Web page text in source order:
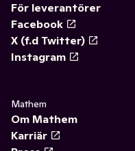
För leverantörer
Facebook
X (f.d Twitter)
Instagram
Mathem
Om Mathem
Karriär